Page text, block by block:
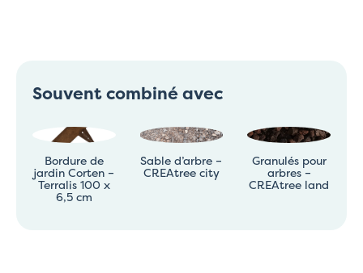
Souvent combiné avec
Bordure de
jardin Corten –
Terralis 100 x
6,5 cm
Sable d’arbre –
CREAtree city
Granulés pour
arbres –
CREAtree land